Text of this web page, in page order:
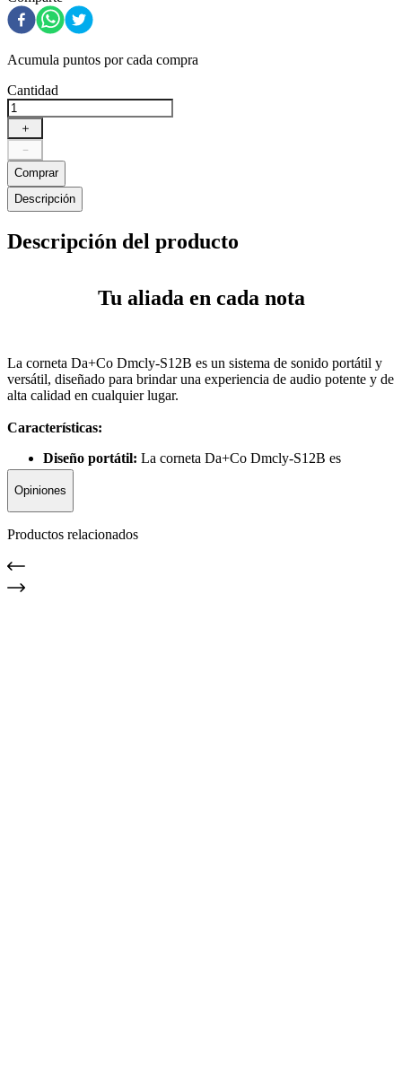
Acumula puntos por cada compra
Cantidad
＋
－
Comprar
Descripción
Descripción del producto
Tu aliada en cada nota
La corneta Da+Co Dmcly-S12B es un sistema de sonido portátil y
versátil, diseñado para brindar una experiencia de audio potente y de
alta calidad en cualquier lugar.
Características:
Diseño portátil: La corneta Da+Co Dmcly-S12B es
compacta y ligera, lo que facilita su transporte.
Conectividad:
conectividad, como Bluetooth, USB y entrada auxiliar, lo que
Calidad de sonido:
Opiniones
Productos relacionados